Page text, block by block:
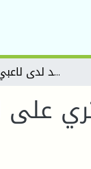
أثر التدريب البليومتري على الارتقاء لحائط الصد لدى لاعبي الكرة الطائرة